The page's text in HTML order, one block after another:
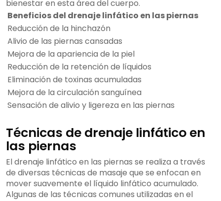
bienestar en esta área del cuerpo.
Beneficios del drenaje linfático en las piernas
Reducción de la hinchazón
Alivio de las piernas cansadas
Mejora de la apariencia de la piel
Reducción de la retención de líquidos
Eliminación de toxinas acumuladas
Mejora de la circulación sanguínea
Sensación de alivio y ligereza en las piernas
Técnicas de drenaje linfático en
las piernas
El drenaje linfático en las piernas se realiza a través
de diversas técnicas de masaje que se enfocan en
mover suavemente el líquido linfático acumulado.
Algunas de las técnicas comunes utilizadas en el